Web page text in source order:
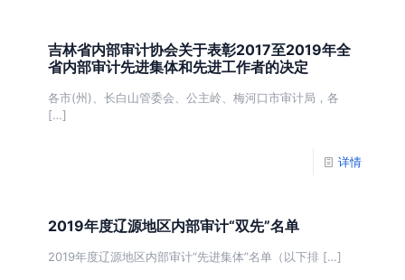
吉林省内部审计协会关于表彰2017至2019年全
省内部审计先进集体和先进工作者的决定
各市(州)、长白山管委会、公主岭、梅河口市审计局，各
[…]
详情
2019年度辽源地区内部审计“双先”名单
2019年度辽源地区内部审计“先进集体”名单（以下排 […]